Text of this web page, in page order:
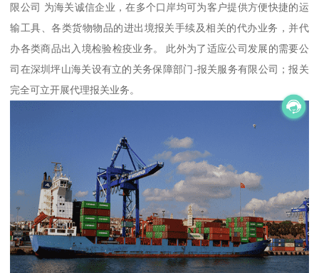
限公司 为海关诚信企业，在多个口岸均可为客户提供方便快捷的运
输工具、各类货物物品的进出境报关手续及相关的代办业务，并代
办各类商品出入境检验检疫业务。 此外为了适应公司发展的需要公
司在深圳坪山海关设有立的关务保障部门-报关服务有限公司；报关
完全可立开展代理报关业务。